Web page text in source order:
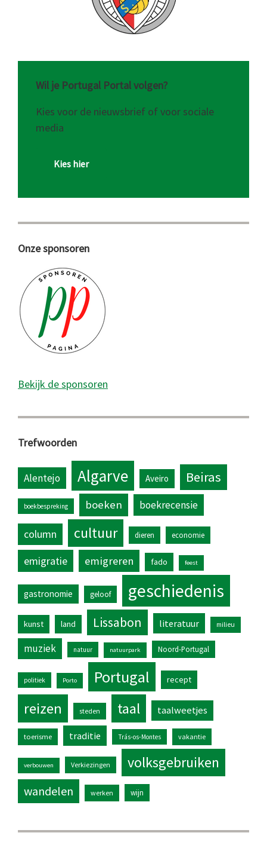
Wil je Portugal Portal volgen?
Kies voor de nieuwsbrief of voor sociale
media
Kies hier
Onze sponsoren
Bekijk de sponsoren
Trefwoorden
Alentejo Algarve Aveiro Beiras
boekbespreking boeken boekrecensie
column cultuur dieren economie
emigratie emigreren fado feest
gastronomie geloof geschiedenis
kunst land Lissabon literatuur milieu
muziek natuur natuurpark Noord-Portugal
politiek Porto Portugal recept
reizen steden taal taalweetjes
toerisme traditie Trás-os-Montes vakantie
verbouwen Verkiezingen volksgebruiken
wandelen werken wijn